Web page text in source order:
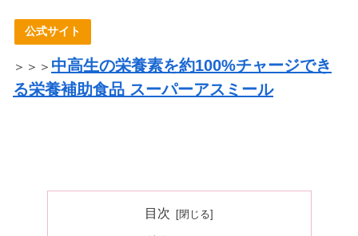
公式サイト
＞＞＞ 中高生の栄養素を約100%チャージでき
る栄養補助食品 スーパーアスミール
目次